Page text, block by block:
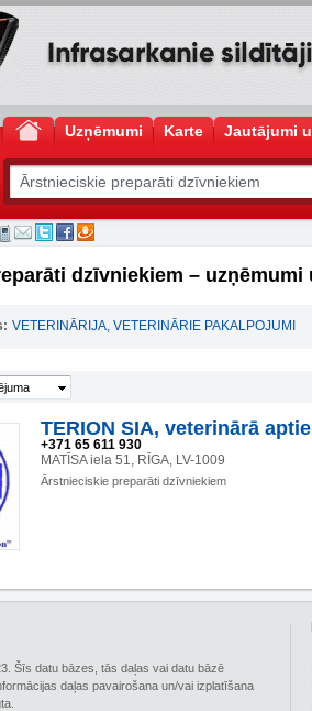
Uzņēmumi Karte Jautājumi
dzīvniekiem – uzņēmumi
VETERINĀRIJA, VETERINĀRIE PAKALPOJUMI
TERION SIA, veterinārā
+371 65 611 930
MATĪSA iela 51, RĪGA, LV-1009
Ārstnieciskie preparāti dzīvniekiem
Šīs datu bāzes, tās daļas vai datu bāzē
daļas pavairošana un/vai izplatīšana